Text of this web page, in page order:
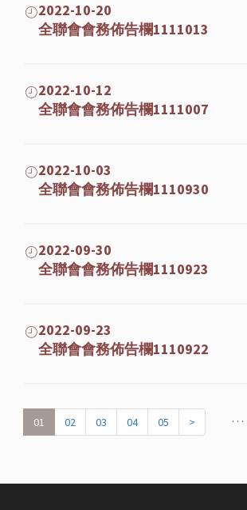
2022-10-20
全聯會會務佈告欄1111013
2022-10-12
全聯會會務佈告欄1111007
2022-10-03
全聯會會務佈告欄1110930
2022-09-30
全聯會會務佈告欄1110923
2022-09-23
全聯會會務佈告欄1110922
01 02 03 04 05 . . .
>